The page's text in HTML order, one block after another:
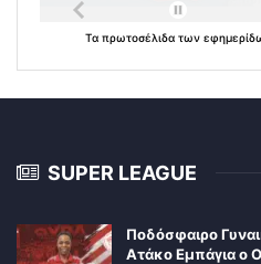
Τα πρωτοσέλιδα των
SUPER LEAGUE
Ποδόσφαιρο
Ατάκο Εμπάγια ο